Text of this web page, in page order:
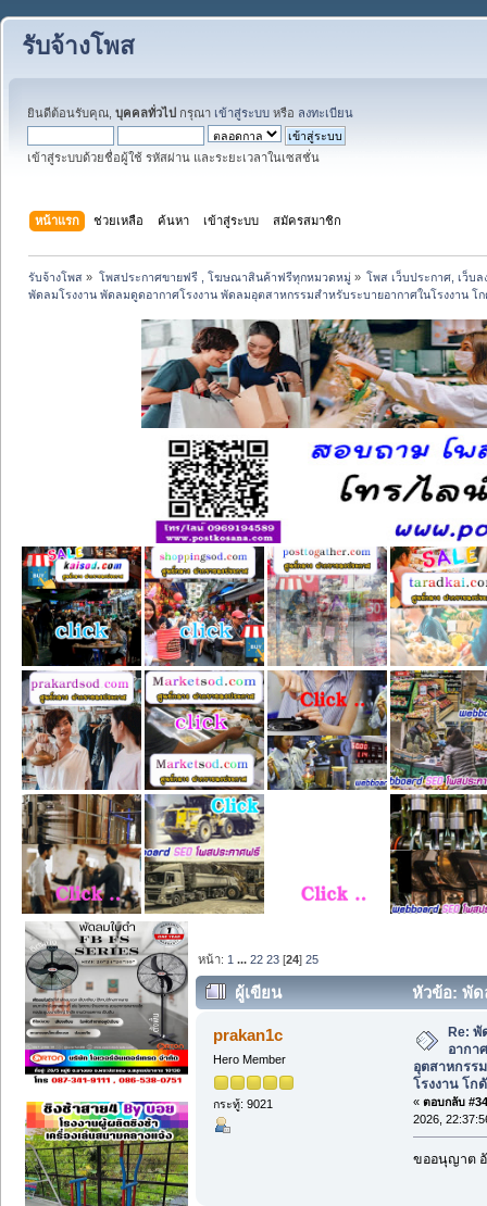
รับจ้างโพส
ยินดีต้อนรับคุณ, บุคคลทั่วไป กรุณา เข้าสู่ระบบ หรือ ลงทะเบียน
เข้าสู่ระบบด้วยชื่อผู้ใช้ รหัสผ่าน และระยะเวลาในเซสชั่น
หน้าแรก ช่วยเหลือ ค้นหา เข้าสู่ระบบ สมัครสมาชิก
รับจ้างโพส » โพสประกาศขายฟรี , โฆษณาสินค้าฟรีทุกหมวดหมู่» โพส เว็บประกาศ, เว็บ
พัดลมโรงงาน พัดลมดูดอากาศโรงงาน พัดลมอุตสาหกรรมสำหรับระบายอากาศในโรงงาน โก
หน้า: 1 ...22 23 [24]25
ผู้เขียน
หัวข้อ: พัด
อุตสาหกรรมสำหรับระบายอากาศในโร
prakan1c
Hero Member
กระทู้: 9021
Re:
อากา
อุตสาหกรร
โรงงาน โก
« ตอบกลับ
2026,
ขออนุญาต